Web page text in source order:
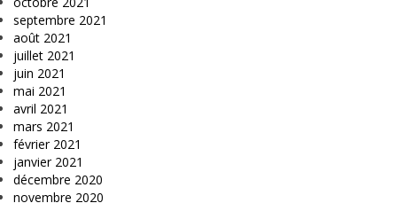
septembre 2021
août 2021
juillet 2021
juin 2021
mai 2021
avril 2021
mars 2021
février 2021
janvier 2021
décembre 2020
novembre 2020